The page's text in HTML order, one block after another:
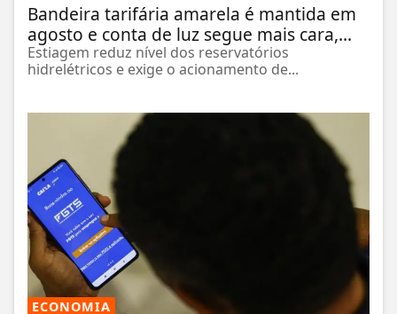
Bandeira tarifária amarela é mantida em
agosto e conta de luz segue mais cara,...
Estiagem reduz nível dos reservatórios
hidrelétricos e exige o acionamento de...
ECONOMIA